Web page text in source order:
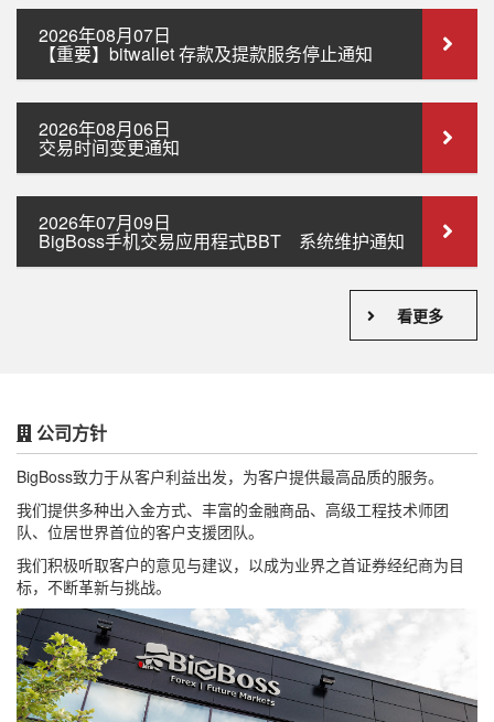
2026年08月07日
【重要】bitwallet 存款及提款服务停止通知
2026年08月06日
交易时间变更通知
2026年07月09日
BigBoss手机交易应用程式BBT 系统维护通知
看更多
公司方针
BigBoss致力于从客户利益出发，为客户提供最高品质的服务。
我们提供多种出入金方式、丰富的金融商品、高级工程技术师团
队、位居世界首位的客户支援团队。
我们积极听取客户的意见与建议，以成为业界之首证券经纪商为目
标，不断革新与挑战。